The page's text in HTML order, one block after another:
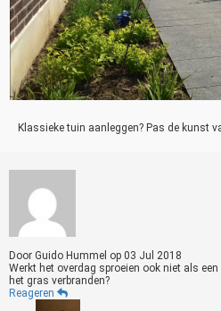
Klassieke tuin aanleggen? Pas de kunst
Door Guido Hummel op 03 Jul 2018
Werkt het overdag sproeien ook niet als
het gras verbranden?
Reageren